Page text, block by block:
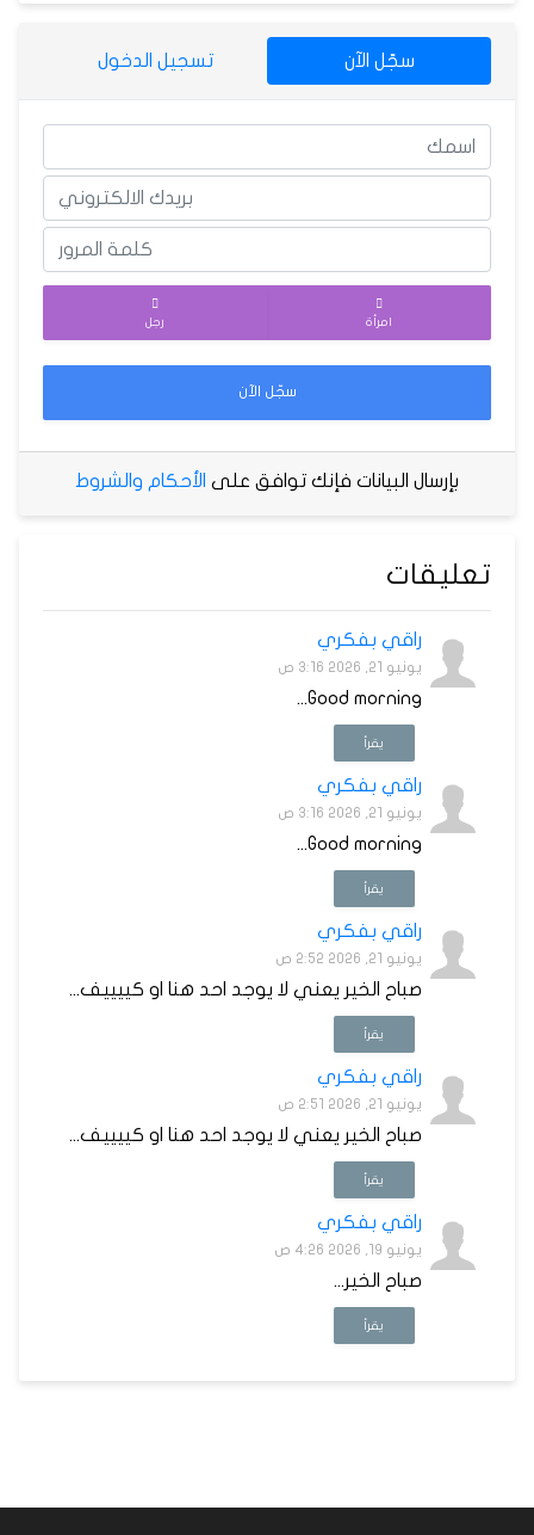
سجّل الآن تسجيل الدخول
امرأة رجل
سجّل الآن
بإرسال البيانات فإنك توافق على الأحكام والشروط
تعليقات
راقي بفكري
يونيو 21, 2026 3:16 ص
Good morning...
يقرأ
راقي بفكري
يونيو 21, 2026 3:16 ص
Good morning...
يقرأ
راقي بفكري
يونيو 21, 2026 2:52 ص
صباح الخير يعني لا يوجد احد هنا او كييييف...
يقرأ
راقي بفكري
يونيو 21, 2026 2:51 ص
صباح الخير يعني لا يوجد احد هنا او كييييف...
يقرأ
راقي بفكري
يونيو 19, 2026 4:26 ص
صباح الخير...
يقرأ